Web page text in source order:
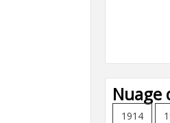
Nuage
1914